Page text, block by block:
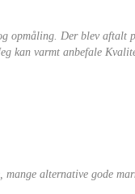
opmåling. Der blev
kan varmt anbefale
alternative gode